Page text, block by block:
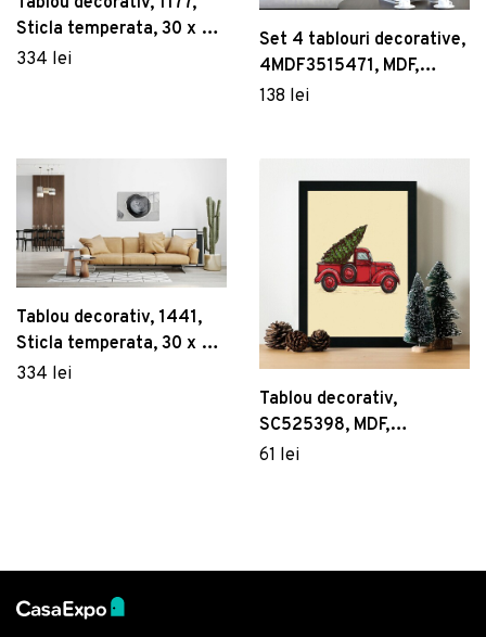
Sticla temperata, 30 x 45
cm, Multicolor
334 lei
Set 4 tablouri decorative,
4MDF3515471, MDF,
Imprimat UV, Multicolor
138 lei
Tablou decorativ, 1441,
Sticla temperata, 30 x 45
cm, Multicolor
334 lei
Tablou decorativ,
SC525398, MDF,
Dimensiune: 24 x 29 cm,
61 lei